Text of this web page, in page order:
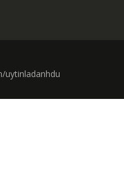
uytinladanhdu